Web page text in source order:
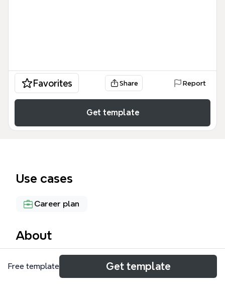
Favorites Share Report
Get template
Use cases
Career plan
About
Le LE FORMATEUR mind map est un guide complet
conçu pour les professionnels de l'éducation et les
Free template Get template